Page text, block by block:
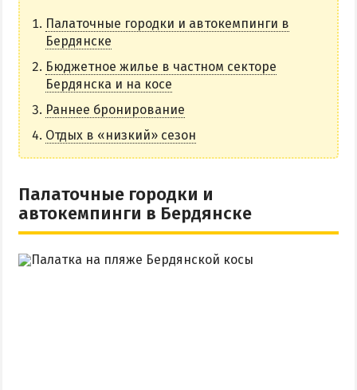
АЗМОЛ
ВЕРХОВАЯ
КОЛОНИЯ
КУРОРТ
ЛИСКИ
НАГОРНАЯ ЧАСТЬ
ПЕСКИ
ЦЕНТР
Палаточные городки и автокемпинги в
Бердянске
Бюджетное жилье в частном секторе
Бердянска и на косе
Раннее бронирование
Отдых в «низкий» сезон
Палаточные городки и
автокемпинги в Бердянске